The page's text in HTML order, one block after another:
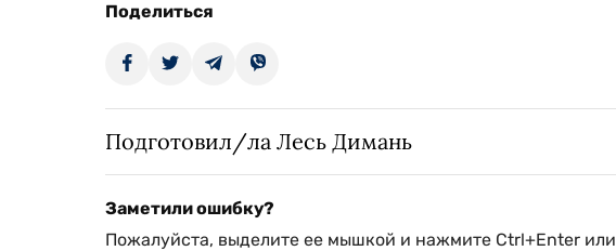
Поделиться
Подготовил/ла Лесь Димань
Заметили ошибку?
Пожалуйста, выделите ее мышкой и нажмите Ctrl+Enter или